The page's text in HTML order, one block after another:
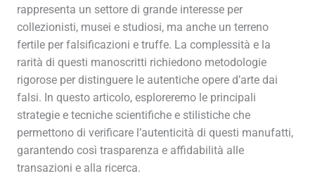
rappresenta un settore di grande interesse per
collezionisti, musei e studiosi, ma anche un terreno
fertile per falsificazioni e truffe. La complessità e la
rarità di questi manoscritti richiedono metodologie
rigorose per distinguere le autentiche opere d’arte dai
falsi. In questo articolo, esploreremo le principali
strategie e tecniche scientifiche e stilistiche che
permettono di verificare l’autenticità di questi manufatti,
garantendo così trasparenza e affidabilità alle
transazioni e alla ricerca.